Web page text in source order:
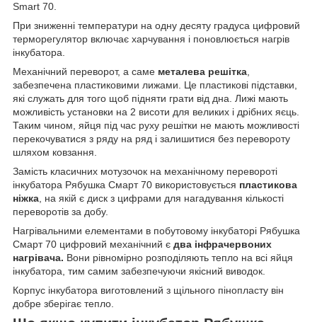
Smart 70.
При зниженні температури на одну десяту градуса цифровий
терморегулятор включає харчування і поновлюється нагрів
інкубатора.
Механічний переворот, а саме металева решітка,
забезпечена пластиковими лижами. Це пластикові підставки,
які служать для того щоб підняти грати від дна. Лижі мають
можливість установки на 2 висоти для великих і дрібних яєць.
Таким чином, яйця під час руху решітки не мають можливості
перекочуватися з ряду на ряд і залишитися без перевороту
шляхом ковзання.
Замість класичних мотузочок на механічному перевороті
інкубатора Рябушка Смарт 70 використовується пластикова
ніжка, на якій є диск з цифрами для нагадування кількості
переворотів за добу.
Нагрівальними елементами в побутовому інкубаторі Рябушка
Смарт 70 цифровий механічний є два інфрачервоних
нагрівача. Вони рівномірно розподіляють тепло на всі яйця
інкубатора, тим самим забезпечуючи якісний виводок.
Корпус інкубатора виготовлений з щільного пінопласту він
добре зберігає тепло.